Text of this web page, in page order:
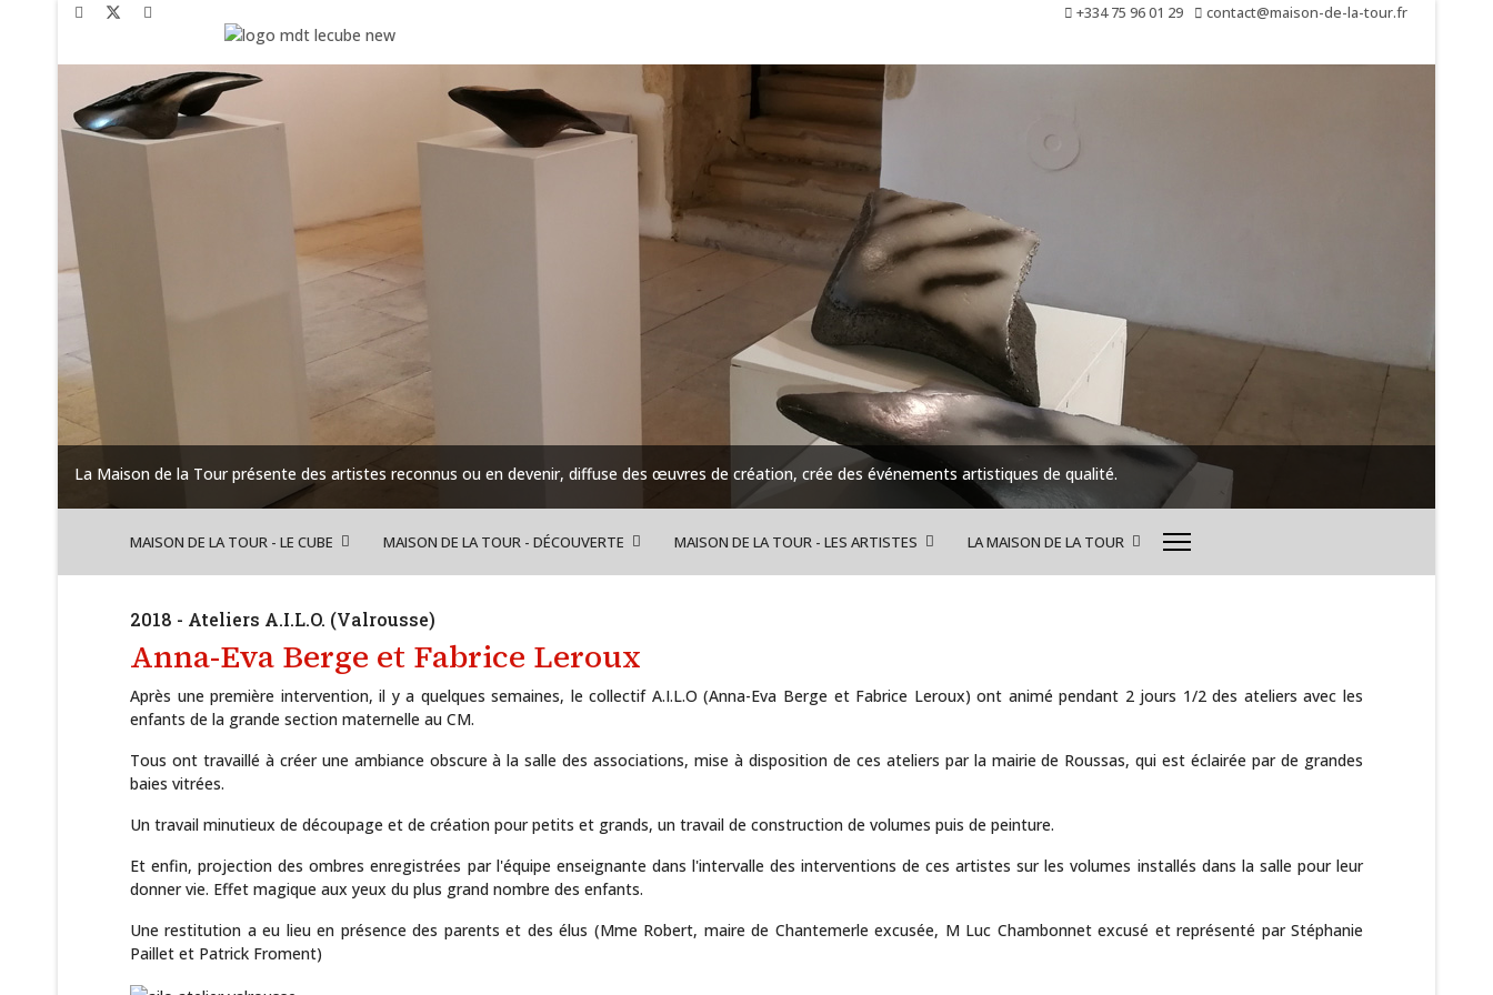
+334 75 96 01 29 contact@maison-de-la-tour.fr
La Maison de la Tour présente des artistes reconnus ou en devenir, diffuse des œuvres de création, crée des événements artistiques de qualité.
MAISON DE LA TOUR - LE CUBE MAISON DE LA TOUR - DÉCOUVERTE MAISON DE LA TOUR - LES ARTISTES LA MAISON DE LA TOUR
2018 - Ateliers A.I.L.O. (Valrousse)
Anna-Eva Berge et Fabrice Leroux
Après une première intervention, il y a quelques semaines, le collectif A.I.L.O (Anna-Eva Berge et Fabrice Leroux) ont animé pendant 2 jours 1/2 des ateliers avec les
enfants de la grande section maternelle au CM.
Tous ont travaillé à créer une ambiance obscure à la salle des associations, mise à disposition de ces ateliers par la mairie de Roussas, qui est éclairée par de grandes
baies vitrées.
Un travail minutieux de découpage et de création pour petits et grands, un travail de construction de volumes puis de peinture.
Et enfin, projection des ombres enregistrées par l'équipe enseignante dans l'intervalle des interventions de ces artistes sur les volumes installés dans la salle pour leur
donner vie. Effet magique aux yeux du plus grand nombre des enfants.
Une restitution a eu lieu en présence des parents et des élus (Mme Robert, maire de Chantemerle excusée, M Luc Chambonnet excusé et représenté par Stéphanie
Paillet et Patrick Froment)